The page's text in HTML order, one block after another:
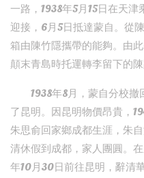
一路，1938年5月15日在天
迎接，6月5日抵達蒙自。從
箱由陳竹隱攜帶的能夠。由
顛末青島時托運轉李留下的陳
1938年8月，蒙自分校
了昆明。因昆明物價昂貴，
朱思俞回家鄉成都生涯，朱
清休假到成都，家人團圓。
年10月30日前往昆明，辭清